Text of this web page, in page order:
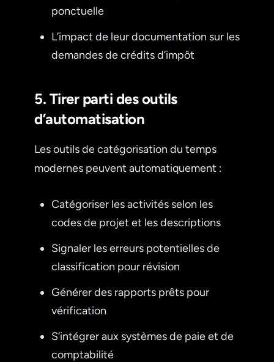
ponctuelle
L’impact de leur documentation sur les
demandes de crédits d’impôt
5. Tirer parti des outils
d’automatisation
Les outils de catégorisation du temps
modernes peuvent automatiquement :
Catégoriser les activités selon les
codes de projet et les descriptions
Signaler les erreurs potentielles de
classification pour révision
Générer des rapports prêts pour
vérification
S’intégrer aux systèmes de paie et de
comptabilité